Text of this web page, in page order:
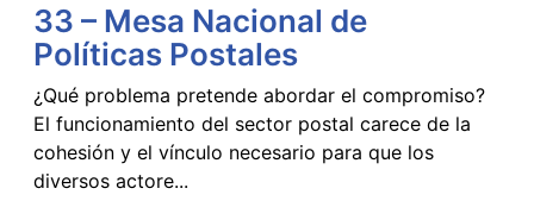
33 – Mesa Nacional de
Políticas Postales
¿Qué problema pretende abordar el compromiso?
El funcionamiento del sector postal carece de la
cohesión y el vínculo necesario para que los
diversos actore...